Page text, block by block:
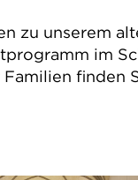
zu unserem
im
finden